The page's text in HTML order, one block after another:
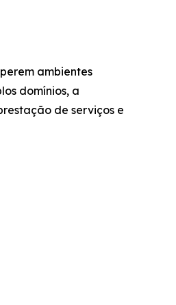
ambientes
domínios, a
de serviços e